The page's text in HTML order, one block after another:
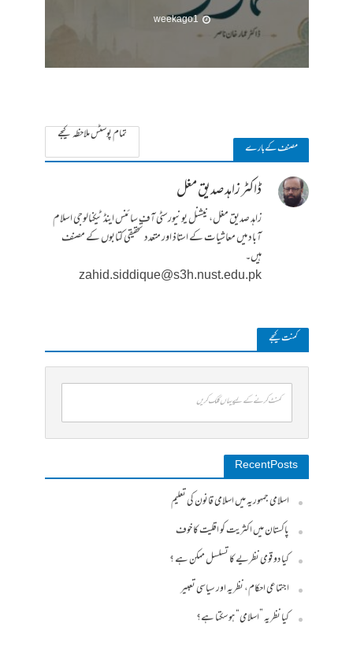
1 week ago
مصنف کے بارے
تمام پوسٹس ملاحظہ کیجے
ڈاکٹر زاہد صدیق مغل
زاہد صدیق مغل، نیشنل یونیورسٹی آف سائنس اینڈ ٹیکنالوجی اسلام
آباد میں معاشیات کے استاذ اور متعدد تحقیقی کتابوں کے مصنف
ہیں۔
zahid.siddique@s3h.nust.edu.pk
کمنت کیجے
کمنٹ کرنے کے لیے یہاں کلک کریں
Recent Posts
اسلامی جمہوریہ میں اسلامی قانون کی تعلیم
پاکستان میں اکثریت کو اقلیت کا خوف
کیا دو قومی نظریے کا تسلسل ممکن ہے ؟
اجتماعی احکام، نظریہ اور سیاسی تعبیر
کیا نظریہ ”اسلامی“ ہو سکتا ہے؟